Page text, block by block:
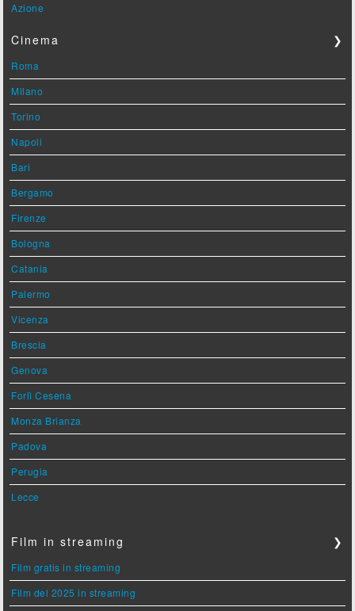
Azione
Cinema ❯
Roma
Milano
Torino
Napoli
Bari
Bergamo
Firenze
Bologna
Catania
Palermo
Vicenza
Brescia
Genova
Forlì Cesena
Monza Brianza
Padova
Perugia
Lecce
Film in streaming ❯
Film gratis in streaming
Film del 2025 in streaming